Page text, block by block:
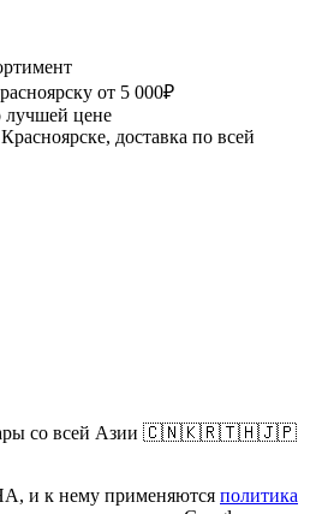
от 5 000₽
цене
доставка по всей
со всей Азии 🇨🇳🇰🇷🇹🇭🇯🇵
и к нему применяются политика